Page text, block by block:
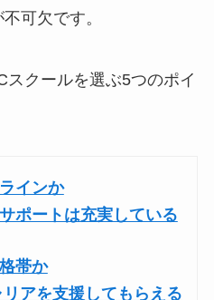
可欠です。
スクールを選ぶ5つのポイ
インか
ポートは充実している
帯か
アを支援してもらえる